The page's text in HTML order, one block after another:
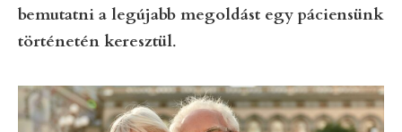
bemutatni a legújabb megoldást egy páciensünk
történetén keresztül.